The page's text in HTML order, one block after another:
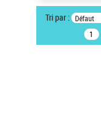
Statut de la notice
Notice
Pays
Tri par : Défaut